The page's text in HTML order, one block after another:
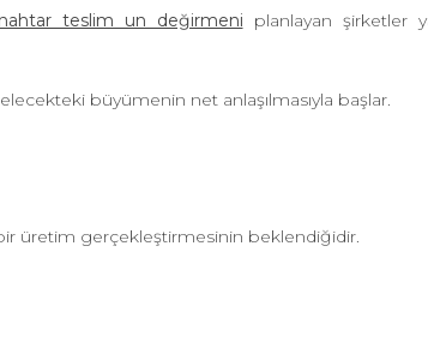
teslim un değirmeni planlayan şirketler
büyümenin net anlaşılmasıyla başlar.
üretim gerçekleştirmesinin beklendiğidir.